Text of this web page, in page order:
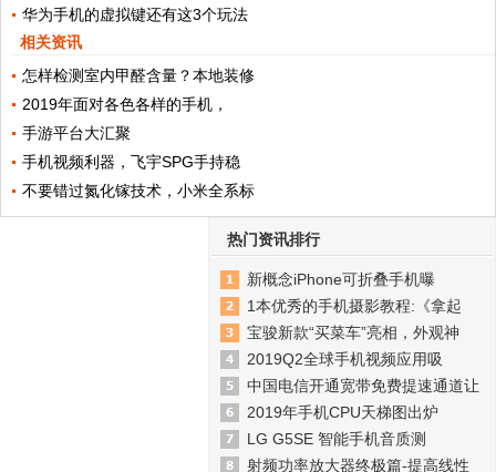
华为手机的虚拟键还有这3个玩法
相关资讯
怎样检测室内甲醛含量？本地装修
2019年面对各色各样的手机，
手游平台大汇聚
手机视频利器，飞宇SPG手持稳
不要错过氮化镓技术，小米全系标
热门资讯排行
新概念iPhone可折叠手机曝
1本优秀的手机摄影教程:《拿起
宝骏新款“买菜车”亮相，外观神
2019Q2全球手机视频应用吸
中国电信开通宽带免费提速通道让
2019年手机CPU天梯图出炉
LG G5SE 智能手机音质测
射频功率放大器终极篇-提高线性